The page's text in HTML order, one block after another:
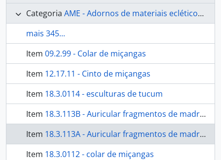
Categoria AME - Adornos de materiais ecléticos, indumentária e toucador
mais 345...
Item 09.2.99 - Colar de miçangas
Item 12.17.11 - Cinto de miçangas
Item 18.3.0114 - esculturas de tucum
Item 18.3.113B - Auricular fragmentos de madrepérola
Item 18.3.113A - Auricular fragmentos de madrepérola
Item 18.3.0112 - colar de miçangas